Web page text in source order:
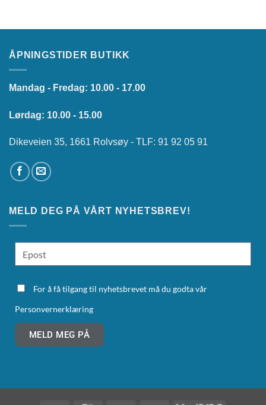
ÅPNINGSTIDER BUTIKK
Mandag - Fredag: 10.00 - 17.00
Lørdag: 10.00 - 15.00
Dikeveien 35, 1661 Rolvsøy - TLF: 91 92 05 91
MELD DEG PÅ VÅRT NYHETSBREV!
For å få tilgang til nyhetsbrevet må du godta vår
Personvernerklæring
MELD MEG PÅ